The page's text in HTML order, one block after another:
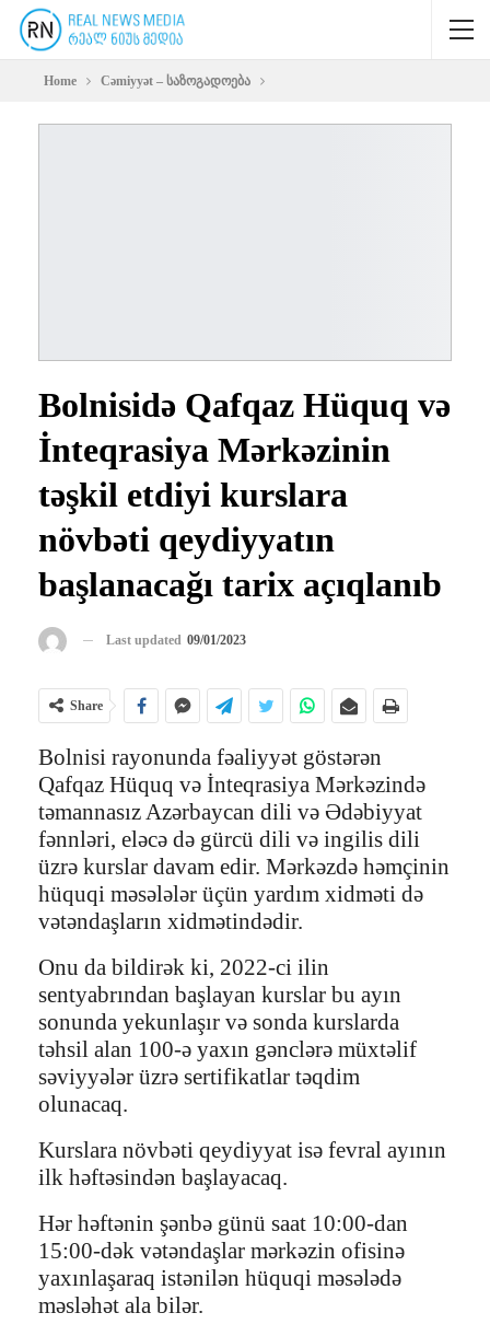
Home Cəmiyyət – საზოგადოება
Bolnisidə Qafqaz Hüquq və
İnteqrasiya Mərkəzinin
təşkil etdiyi kurslara
növbəti qeydiyyatın
başlanacağı tarix açıqlanıb
Last updated 09/01/2023
Share
Bolnisi rayonunda fəaliyyət göstərən
Qafqaz Hüquq və İnteqrasiya Mərkəzində
təmannasız Azərbaycan dili və Ədəbiyyat
fənnləri, eləcə də gürcü dili və ingilis dili
üzrə kurslar davam edir. Mərkəzdə həmçinin
hüquqi məsələlər üçün yardım xidməti də
vətəndaşların xidmətindədir.
Onu da bildirək ki, 2022-ci ilin
sentyabrından başlayan kurslar bu ayın
sonunda yekunlaşır və sonda kurslarda
təhsil alan 100-ə yaxın gənclərə müxtəlif
səviyyələr üzrə sertifikatlar təqdim
olunacaq.
Kurslara növbəti qeydiyyat isə fevral ayının
ilk həftəsindən başlayacaq.
Hər həftənin şənbə günü saat 10:00-dan
15:00-dək vətəndaşlar mərkəzin ofisinə
yaxınlaşaraq istənilən hüquqi məsələdə
məsləhət ala bilər.